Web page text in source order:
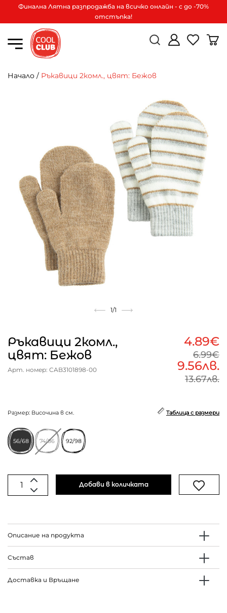
Финална Лятна разпродажба на всичко онлайн - с до -70%
отстъпка!
Начало / Ръкавици 2комл., цвят: Бежов
1/1
Ръкавици 2комл.,
цвят: Бежов
Арт. номер: CAB3101898-00
4.89€
6.99€
9.56лв.
13.67лв.
Размер: Височина в см. Таблица с размери
56/68 74/86 92/98
Добави в количката
Описание на продукта
Състав
Доставка и Връщане